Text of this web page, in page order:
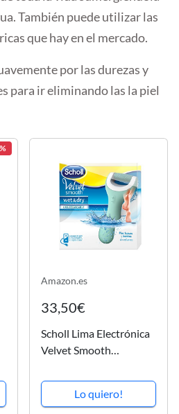
También puede utilizar las
que hay en el mercado.
por las durezas y
para ir eliminando las la piel
Amazon.es
33,50€
Scholl Lima Electrónica
Velvet Smooth
Lo quiero!